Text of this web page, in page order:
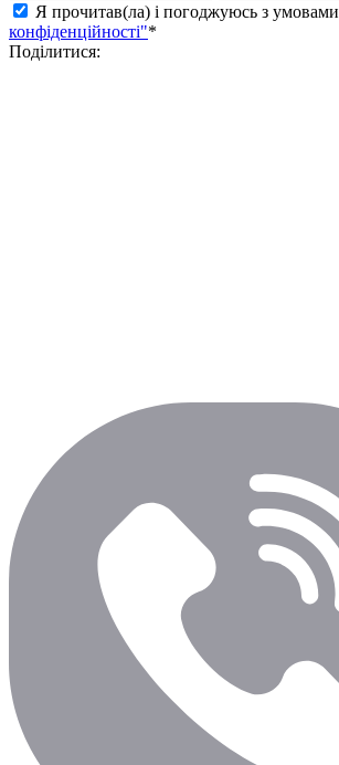
Я прочитав(ла) і погоджуюсь з умовами
конфіденційності"*
Поділитися: